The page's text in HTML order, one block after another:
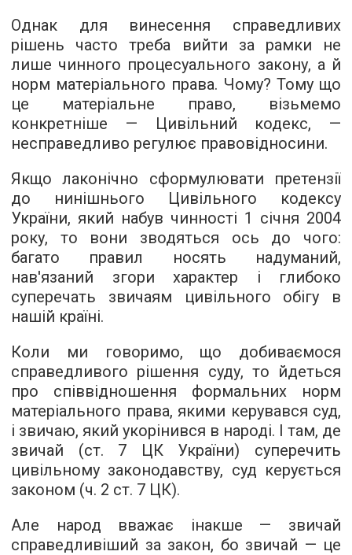
Однак для винесення справедливих
рішень часто треба вийти за рамки не
лише чинного процесуального закону, а й
норм матеріального права. Чому? Тому що
це матеріальне право, візьмемо
конкретніше — Цивільний кодекс, —
несправедливо регулює правовідносини.
Якщо лаконічно сформулювати претензії
до нинішнього Цивільного кодексу
України, який набув чинності 1 січня 2004
року, то вони зводяться ось до чого:
багато правил носять надуманий,
нав'язаний згори характер і глибоко
суперечать звичаям цивільного обігу в
нашій країні.
Коли ми говоримо, що добиваємося
справедливого рішення суду, то йдеться
про співвідношення формальних норм
матеріального права, якими керувався суд,
і звичаю, який укорінився в народі. І там, де
звичай (ст. 7 ЦК України) суперечить
цивільному законодавству, суд керується
законом (ч. 2 ст. 7 ЦК).
Але народ вважає інакше — звичай
справедливіший за закон, бо звичай — це